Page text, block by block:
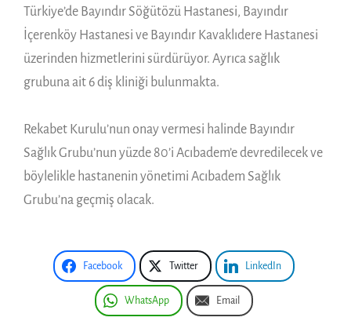
Türkiye’de Bayındır Söğütözü Hastanesi, Bayındır
İçerenköy Hastanesi ve Bayındır Kavaklıdere Hastanesi
üzerinden hizmetlerini sürdürüyor. Ayrıca sağlık
grubuna ait 6 diş kliniği bulunmakta.
Rekabet Kurulu’nun onay vermesi halinde Bayındır
Sağlık Grubu’nun yüzde 80’i Acıbadem’e devredilecek ve
böylelikle hastanenin yönetimi Acıbadem Sağlık
Grubu’na geçmiş olacak.
Facebook Twitter LinkedIn
WhatsApp Email